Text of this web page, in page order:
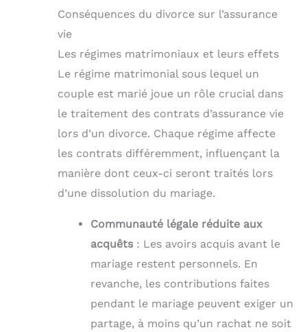
Conséquences du divorce sur l’assurance
vie
Les régimes matrimoniaux et leurs effets
Le régime matrimonial sous lequel un
couple est marié joue un rôle crucial dans
le traitement des contrats d’assurance vie
lors d’un divorce. Chaque régime affecte
les contrats différemment, influençant la
manière dont ceux-ci seront traités lors
d’une dissolution du mariage.
Communauté légale réduite aux
acquêts : Les avoirs acquis avant le
mariage restent personnels. En
revanche, les contributions faites
pendant le mariage peuvent exiger un
partage, à moins qu’un rachat ne soit